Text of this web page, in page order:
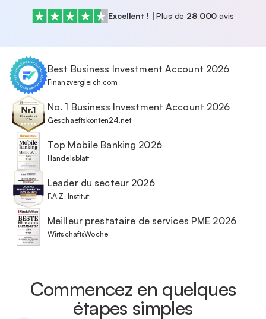
En savoir plus
Excellent ! |Plus de 28 000 avis
Best Business Investment Account 2026
Finanzvergleich.com
No. 1 Business Investment Account 2026
Geschaeftskonten24.net
Top Mobile Banking 2026
Handelsblatt
Leader du secteur 2026
F.A.Z. Institut
Meilleur prestataire de services PME 2026
WirtschaftsWoche
Commencez en quelques
étapes simples